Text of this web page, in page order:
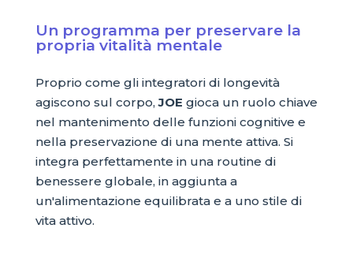
Un programma per preservare la
propria vitalità mentale
Proprio come gli integratori di longevità
agiscono sul corpo,JOE gioca un ruolo chiave
nel mantenimento delle funzioni cognitive e
nella preservazione di una mente attiva. Si
integra perfettamente in una routine di
benessere globale, in aggiunta a
un'alimentazione equilibrata e a uno stile di
vita attivo.